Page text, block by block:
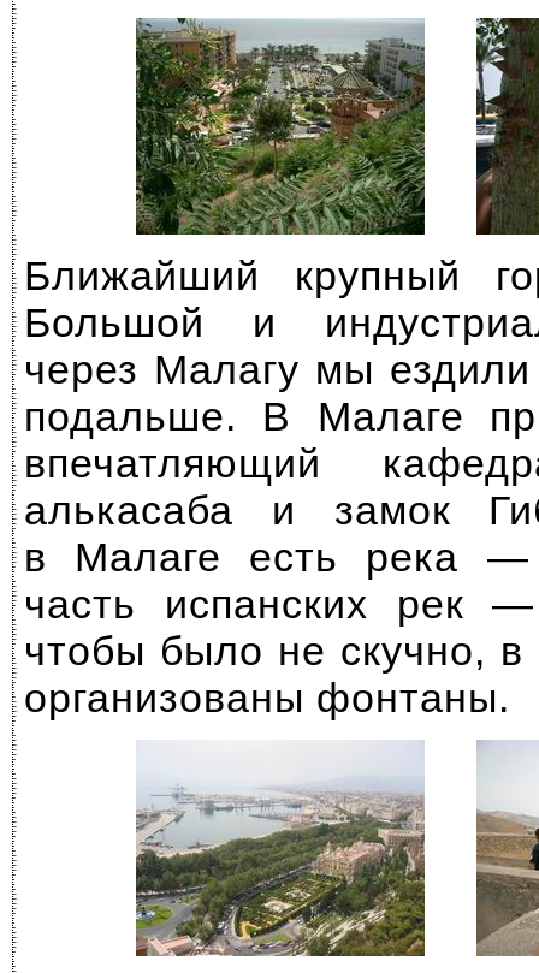
Ближайший крупный
Большой и
через Малагу мы
подальше. В Малаге
впечатляющий
алькасаба и замок
в Малаге есть река
часть испанских рек
чтобы было не скучно,
организованы фонтаны.